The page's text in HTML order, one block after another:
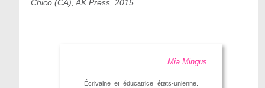
Chico (CA), AK Press, 2015
Mia Mingus
Écrivaine et éducatrice états-unienne.